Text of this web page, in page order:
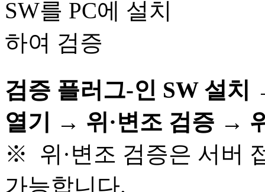
검증 플러그-인 SW 설
열기 → 위·변조 검증 →
※ 위·변조 검증은 서버
가능합니다.